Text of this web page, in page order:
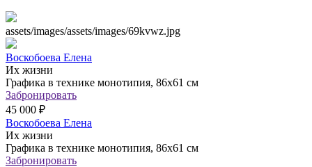
assets/images/assets/images/69kvwz.jpg
Воскобоева Елена
Их жизни
Графика в технике монотипия, 86х61 см
Забронировать
45 000 ₽
Воскобоева Елена
Их жизни
Графика в технике монотипия, 86х61 см
Забронировать